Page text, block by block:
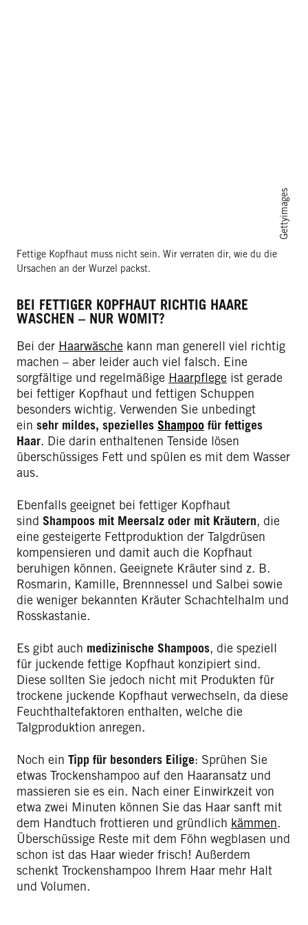
Gettyimages
Fettige Kopfhaut muss nicht sein. Wir verraten dir, wie du die
Ursachen an der Wurzel packst.
BEI FETTIGER KOPFHAUT RICHTIG HAARE
WASCHEN – NUR WOMIT?
Bei der Haarwäsche kann man generell viel richtig
machen – aber leider auch viel falsch. Eine
sorgfältige und regelmäßige Haarpflege ist gerade
bei fettiger Kopfhaut und fettigen Schuppen
besonders wichtig. Verwenden Sie unbedingt
ein sehr mildes, spezielles Shampoo für fettiges
Haar. Die darin enthaltenen Tenside lösen
überschüssiges Fett und spülen es mit dem Wasser
aus.
Ebenfalls geeignet bei fettiger Kopfhaut
sind Shampoos mit Meersalz oder mit Kräutern, die
eine gesteigerte Fettproduktion der Talgdrüsen
kompensieren und damit auch die Kopfhaut
beruhigen können. Geeignete Kräuter sind z. B.
Rosmarin, Kamille, Brennnessel und Salbei sowie
die weniger bekannten Kräuter Schachtelhalm und
Rosskastanie.
Es gibt auch medizinische Shampoos, die speziell
für juckende fettige Kopfhaut konzipiert sind.
Diese sollten Sie jedoch nicht mit Produkten für
trockene juckende Kopfhaut verwechseln, da diese
Feuchthaltefaktoren enthalten, welche die
Talgproduktion anregen.
Noch ein Tipp für besonders Eilige: Sprühen Sie
etwas Trockenshampoo auf den Haaransatz und
massieren sie es ein. Nach einer Einwirkzeit von
etwa zwei Minuten können Sie das Haar sanft mit
dem Handtuch frottieren und gründlich kämmen.
Überschüssige Reste mit dem Föhn wegblasen und
schon ist das Haar wieder frisch! Außerdem
schenkt Trockenshampoo Ihrem Haar mehr Halt
und Volumen.